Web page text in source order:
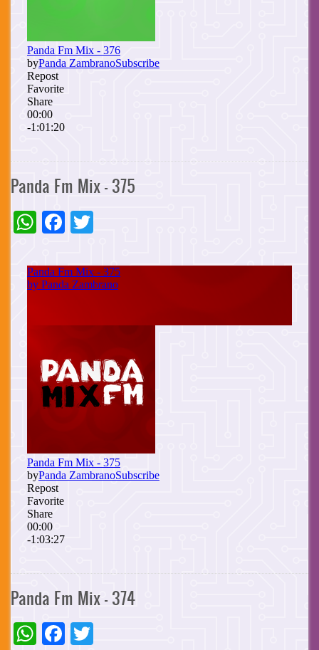
Panda Fm Mix - 375
WhatsApp
Facebook
Panda Fm Mix - 374
WhatsApp
Facebook